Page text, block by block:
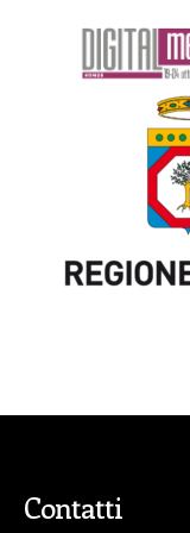
Contatti